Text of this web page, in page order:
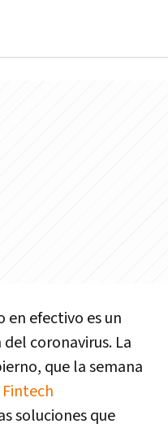
efectivo es un
coronavirus. La
que la semana
soluciones que